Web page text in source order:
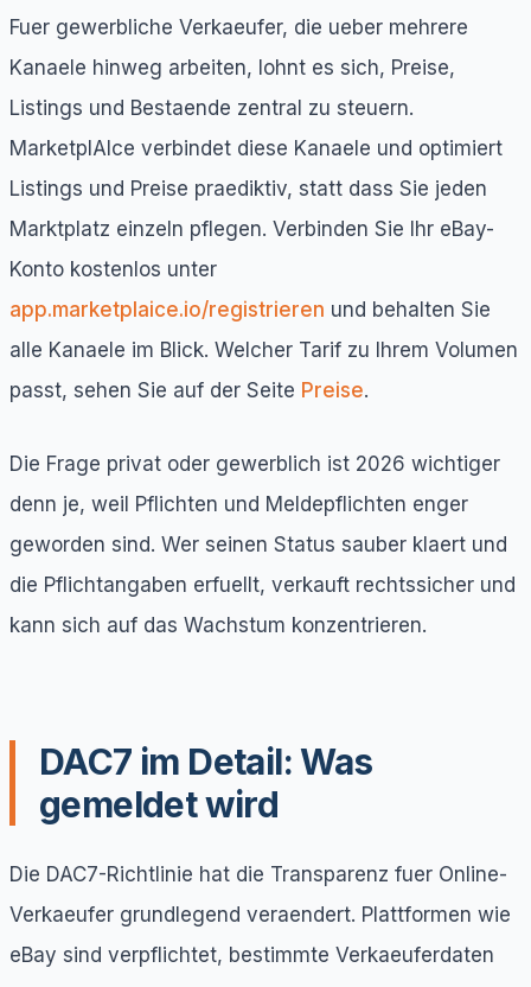
Fuer gewerbliche Verkaeufer, die ueber mehrere
Kanaele hinweg arbeiten, lohnt es sich, Preise,
Listings und Bestaende zentral zu steuern.
MarketplAIce verbindet diese Kanaele und optimiert
Listings und Preise praediktiv, statt dass Sie jeden
Marktplatz einzeln pflegen. Verbinden Sie Ihr eBay-
Konto kostenlos unter
app.marketplaice.io/registrieren und behalten Sie
alle Kanaele im Blick. Welcher Tarif zu Ihrem Volumen
passt, sehen Sie auf der Seite Preise.
Die Frage privat oder gewerblich ist 2026 wichtiger
denn je, weil Pflichten und Meldepflichten enger
geworden sind. Wer seinen Status sauber klaert und
die Pflichtangaben erfuellt, verkauft rechtssicher und
kann sich auf das Wachstum konzentrieren.
DAC7 im Detail: Was
gemeldet wird
Die DAC7-Richtlinie hat die Transparenz fuer Online-
Verkaeufer grundlegend veraendert. Plattformen wie
eBay sind verpflichtet, bestimmte Verkaeuferdaten